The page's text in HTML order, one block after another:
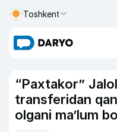
Toshkent
“Paxtakor”
transferidan
olgani ma’lum